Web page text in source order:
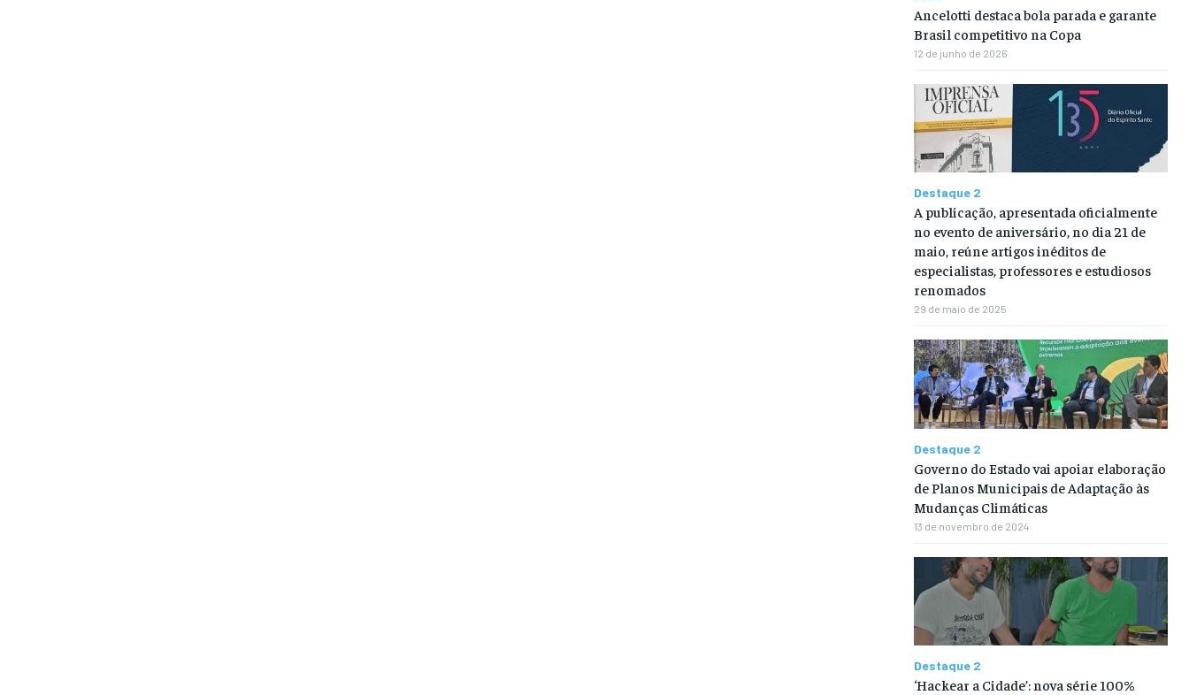
Ancelotti destaca bola parada e garante
Brasil competitivo na Copa
12 de junho de 2026
Destaque 2
A publicação, apresentada oficialmente
no evento de aniversário, no dia 21 de
maio, reúne artigos inéditos de
especialistas, professores e estudiosos
renomados
29 de maio de 2025
Destaque 2
Governo do Estado vai apoiar elaboração
de Planos Municipais de Adaptação às
Mudanças Climáticas
13 de novembro de 2024
Destaque 2
‘Hackear a Cidade’: nova série 100%